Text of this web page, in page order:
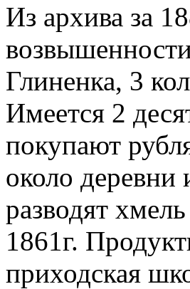
Из архива за
Глиненка, 3
Имеется 2
покупают
около деревни
разводят
1861г.
приходская